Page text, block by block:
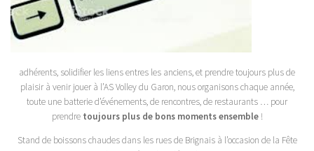
adhérents, solidifier les liens entres les anciens, et prendre toujours plus de
plaisir à venir jouer à l’AS Volley du Garon, nous organisons chaque année,
toute une batterie d’événements, de rencontres, de restaurants … pour
prendre toujours plus de bons moments ensemble!
Stand de boissons chaudes dans les rues de Brignais à l’occasion de la Fête